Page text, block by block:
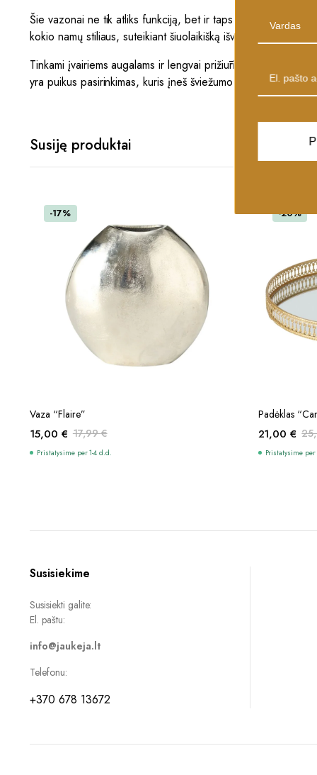
Šie vazonai ne tik atliks funkciją, bet ir taps stilingu
kokio namų stiliaus, suteikiant šiuolaikišką išvaizdą. Puikiai
Tinkami įvairiems augalams ir lengvai prižiūrimi, šie vazonai
yra puikus pasirinkimas, kuris įneš šviežumo ir natūralumo į
Susiję produktai
-17%
Vaza “Flaire”
17,99€
Original
15,00 €
Current
Pristatysime per 1-4 d.d.
-20%
Padėklas
Original
21,00€
Current
Pristatysime per
Susisiekime
Susisiekti galite:
El. paštu:
info@jaukeja.lt
Telefonu:
+370 678 13672